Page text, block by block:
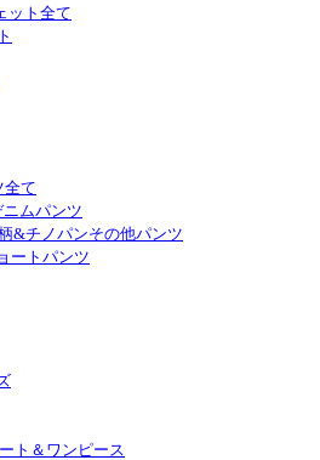
ット全て
全て
ニムパンツ
&チノパンその他パンツ
ートパンツ
ト＆ワンピース